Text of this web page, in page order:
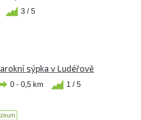
3 / 5
sýpka v Ludéřově
0 - 0,5 km 1 / 5